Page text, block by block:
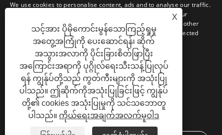
ကျနော်တို့နှစ်ပေါင်းများစွာအတွေ့အကြုံနှင့်ငါတို့အလွန်ကောင်းစွာထူထောင်ရှိရာ
တရုတ်, ဂျပန်နှင့်ကိုရီးယားအခြေစိုက်အဓိက manufacturering အဆောက်အ ဦ
များမှ nutraceuticals, ဖြည့်စွက်ခြင်းနှင့်အလုပ်လုပ်အစားအစာ &
အဖျော်ယမကာစက်မှုလုပ်ငန်းများအတွက်မရှိမဖြစ်လိုအပ်သောပါဝင်ပစ္စည်းများ
နှင့်ထုတ်ကုန်ဖွံ့ဖြိုး, စျေးကွက်နှင့်ဖြန့်ဖြူး။ အရင်းအမြစ်ရှာဖွေခြင်းတွင်ကျွန်ုပ်
တို့၏ကျွမ်းကျင်မှုနှင့်ဂုဏ်သတင်းသည်ကမ္ဘာတစ်ဝှမ်းရှိကျွန်ုပ်
တို့၏လုပ်ဖော်ကိုင်ဖက်များကိုအကျိုးပြုသည်။
လင့်များ Sitemap RSS XML Privacy Policy
X
သင့်အား ပိုမိုကောင်းမွန်သောကြည့်ရှုမှု
အတွေ့အကြုံကို ပေးဆောင်ရန်၊ ဆိုက်
အသွားအလာကို ပိုင်းခြားစိတ်ဖြာပြီး
အကြောင်းအရာကို ပုဂ္ဂိုလ်ရေးသီးသန့်ပြုလုပ်
ရန် ကျွန်ုပ်တို့သည် ကွတ်ကီးများကို အသုံးပြု
ပါသည်။ ဤဆိုက်ကိုအသုံးပြုခြင်းဖြင့် ကျွန်ုပ်
တို့၏ cookies အသုံးပြုမှုကို သင်သဘောတူ
ပါသည်။ ကိုယ်ရေးအချက်အလက်မူဝါဒ
We use cookies to personalise content, ads and to analyse our traffic.
We also share information about your use of our site with our
advertising and analytics partners who may combine it with other
information that you’ve provided to them or that they’ve collected
from your use of their services.
STRICTLY NECESSARY
PERFORMANCE
TARGETING FUNCTIONALITY
UNCLASSIFIED
SHOW DETAILS